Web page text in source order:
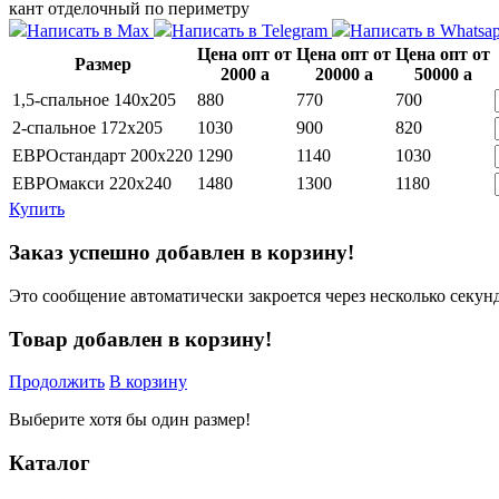
кант отделочный по периметру
Написать в Max
Написать в Telegram
Написать в
Размер
Цена опт от
2000 a
Цена опт от
20000 a
Цена опт от
50000 a
1,5-спальное 140х205
880 770
700
2-спальное 172х205
1030 900
820
ЕВРОстандарт 200х220 1290 1140
1030
ЕВРОмакси 220х240
1480 1300
1180
Купить
Заказ успешно добавлен в корзину!
Это сообщение автоматически закроется через несколько
Товар добавлен в корзину!
Продолжить В корзину
Выберите хотя бы один размер!
Каталог